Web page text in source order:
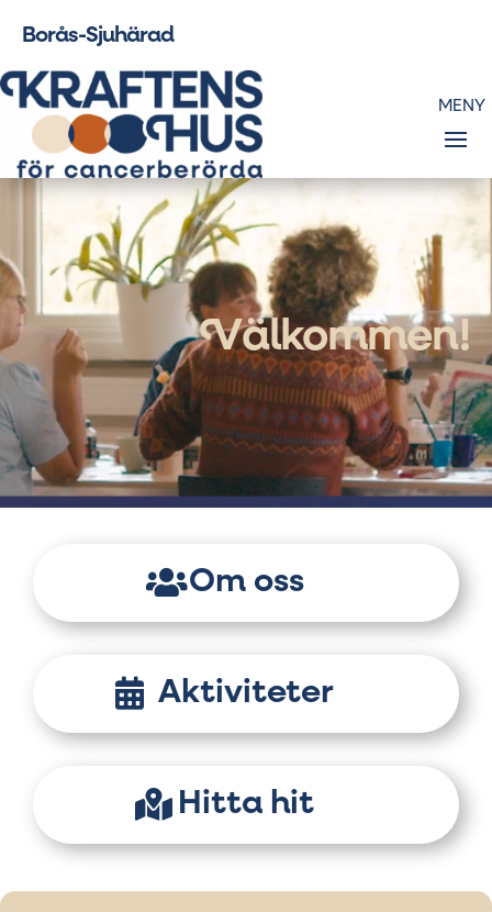
Borås-Sjuhärad
Videospelare
Välkommen!
Om oss
Aktiviteter
Hitta hit